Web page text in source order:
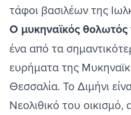
τάφοι βασιλέων της
Ο μυκηναϊκός
ένα από τα
ευρήματα της
Θεσσαλία. Το Διμήνι
Νεολιθικό του